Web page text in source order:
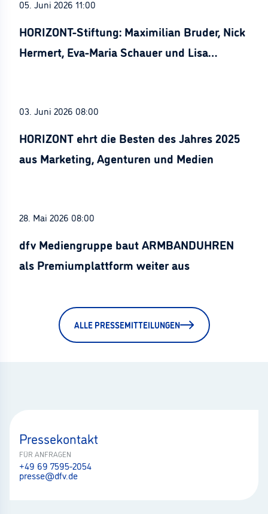
05. Juni 2026 11:00
HORIZONT-Stiftung: Maximilian Bruder, Nick
Hermert, Eva-Maria Schauer und Lisa
03. Juni 2026 08:00
HORIZONT ehrt die Besten des Jahres 2025
aus Marketing, Agenturen und Medien
28. Mai 2026 08:00
dfv Mediengruppe baut ARMBANDUHREN
als Premiumplattform weiter aus
ALLE PRESSEMITTEILUNGEN
Pressekontakt
FÜR ANFRAGEN
+49 69 7595-2054
presse@dfv.de